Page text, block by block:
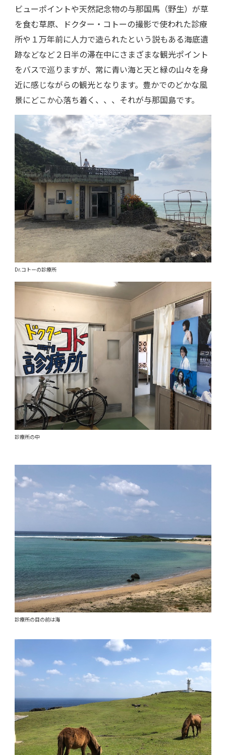
ビューポイントや天然記念物の与那国馬（野生）が草
を食む草原、ドクター・コトーの撮影で使われた診療
所や１万年前に人力で造られたという説もある海底遺
跡などなど２日半の滞在中にさまざまな観光ポイント
をバスで巡りますが、常に青い海と天と緑の山々を身
近に感じながらの観光となります。豊かでのどかな風
景にどこか心落ち着く、、、それが与那国島です。
Dr.コトーの診療所
診療所の中
診療所の目の前は海